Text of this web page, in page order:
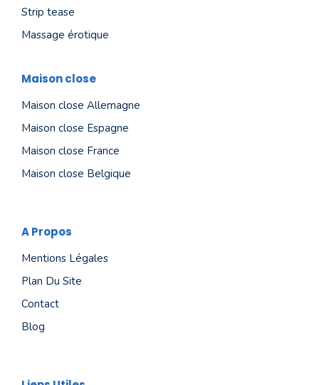
Strip tease
Massage érotique
Maison close
Maison close Allemagne
Maison close Espagne
Maison close France
Maison close Belgique
A Propos
Mentions Légales
Plan Du Site
Contact
Blog